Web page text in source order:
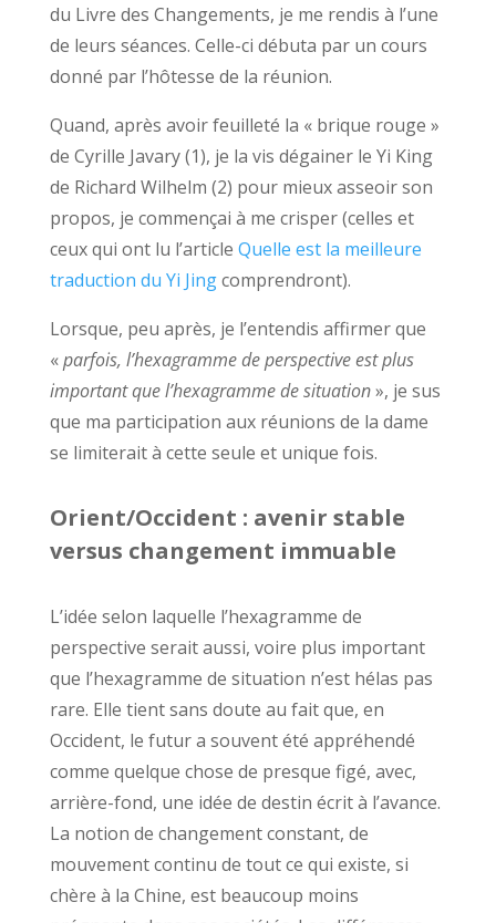
du Livre des Changements, je me rendis à l’une
de leurs séances. Celle-ci débuta par un cours
donné par l’hôtesse de la réunion.
Quand, après avoir feuilleté la « brique rouge »
de Cyrille Javary (1), je la vis dégainer le Yi King
de Richard Wilhelm (2) pour mieux asseoir son
propos, je commençai à me crisper (celles et
ceux qui ont lu l’article Quelle est la meilleure
traduction du Yi Jingcomprendront).
Lorsque, peu après, je l’entendis affirmer que
«parfois, l’hexagramme de perspective est plus
important que l’hexagramme de situation», je sus
que ma participation aux réunions de la dame
se limiterait à cette seule et unique fois.
Orient/Occident : avenir stable
versus changement immuable
L’idée selon laquelle l’hexagramme de
perspective serait aussi, voire plus important
que l’hexagramme de situation n’est hélas pas
rare. Elle tient sans doute au fait que, en
Occident, le futur a souvent été appréhendé
comme quelque chose de presque figé, avec,
arrière-fond, une idée de destin écrit à l’avance.
La notion de changement constant, de
mouvement continu de tout ce qui existe, si
chère à la Chine, est beaucoup moins